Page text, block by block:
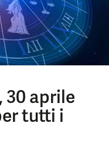
30 aprile
tutti i